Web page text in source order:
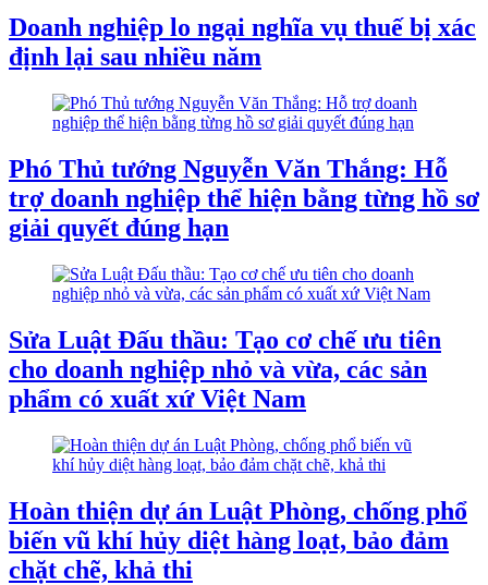
Doanh nghiệp lo ngại nghĩa vụ thuế bị xác
định lại sau nhiều năm
Phó Thủ tướng Nguyễn Văn Thắng: Hỗ
trợ doanh nghiệp thể hiện bằng từng hồ sơ
giải quyết đúng hạn
Sửa Luật Đấu thầu: Tạo cơ chế ưu tiên
cho doanh nghiệp nhỏ và vừa, các sản
phẩm có xuất xứ Việt Nam
Hoàn thiện dự án Luật Phòng, chống phổ
biến vũ khí hủy diệt hàng loạt, bảo đảm
chặt chẽ, khả thi